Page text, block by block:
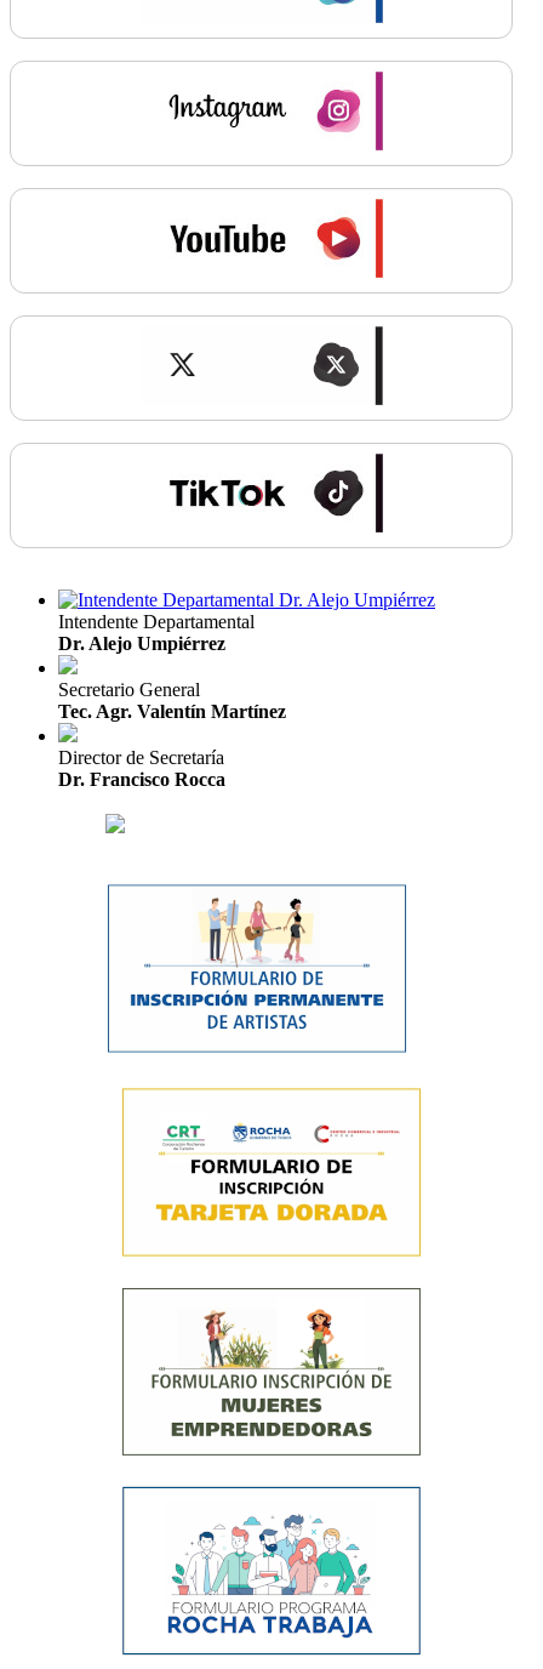
Intendente Departamental
Dr. Alejo Umpiérrez
Secretario General
Tec. Agr. Valentín Martínez
Director de Secretaría
Dr. Francisco Rocca